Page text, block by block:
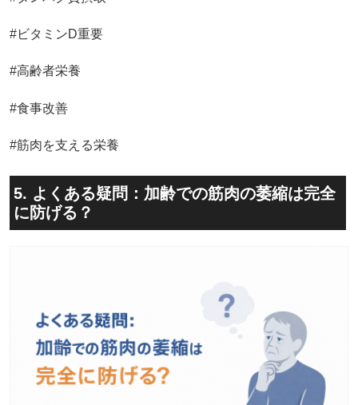
#ビタミンD重要
#高齢者栄養
#食事改善
#筋肉を支える栄養
5. よくある疑問：加齢での筋肉の萎縮は完全
に防げる？